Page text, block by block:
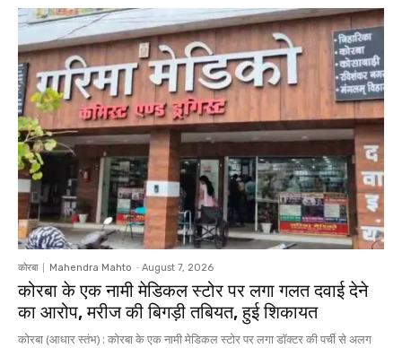
कोरबा Mahendra Mahto - August 7, 2026
कोरबा के एक नामी मेडिकल स्टोर पर लगा गलत दवाई देने
का आरोप, मरीज की बिगड़ी तबियत, हुई शिकायत
कोरबा (आधार स्तंभ) : कोरबा के एक नामी मेडिकल स्टोर पर लगा डॉक्टर की पर्ची से अलग